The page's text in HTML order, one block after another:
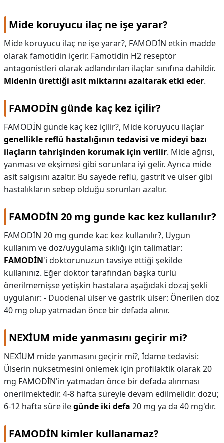
Mide koruyucu ilaç ne işe yarar?
Mide koruyucu ilaç ne işe yarar?, FAMODİN etkin madde
olarak famotidin içerir. Famotidin H2 reseptör
antagonistleri olarak adlandırılan ilaçlar sınıfına dahildir.
Midenin ürettiği asit miktarını azaltarak etki eder.
FAMODİN günde kaç kez içilir?
FAMODİN günde kaç kez içilir?, Mide koruyucu ilaçlar
genellikle reflü hastalığının tedavisi ve mideyi bazı
ilaçların tahrişinden korumak için verilir. Mide ağrısı,
yanması ve ekşimesi gibi sorunlara iyi gelir. Ayrıca mide
asit salgısını azaltır. Bu sayede reflü, gastrit ve ülser gibi
hastalıkların sebep olduğu sorunları azaltır.
FAMODİN 20 mg gunde kac kez kullanılır?
FAMODİN 20 mg gunde kac kez kullanılır?, Uygun
kullanım ve doz/uygulama sıklığı için talimatlar:
FAMODİN'i doktorunuzun tavsiye ettiği şekilde
kullanınız. Eğer doktor tarafından başka türlü
önerilmemişse yetişkin hastalara aşağıdaki dozaj şekli
uygulanır: - Duodenal ülser ve gastrik ülser: Önerilen doz
40 mg olup yatmadan önce bir defada alınır.
NEXİUM mide yanmasını geçirir mi?
NEXİUM mide yanmasını geçirir mi?, İdame tedavisi:
Ülserin nüksetmesini önlemek için profilaktik olarak 20
mg FAMODİN'in yatmadan önce bir defada alınması
önerilmektedir. 4-8 hafta süreyle devam edilmelidir. dozu;
6-12 hafta süre ilegünde iki defa 20 mg ya da 40 mg'dır.
FAMODİN kimler kullanamaz?